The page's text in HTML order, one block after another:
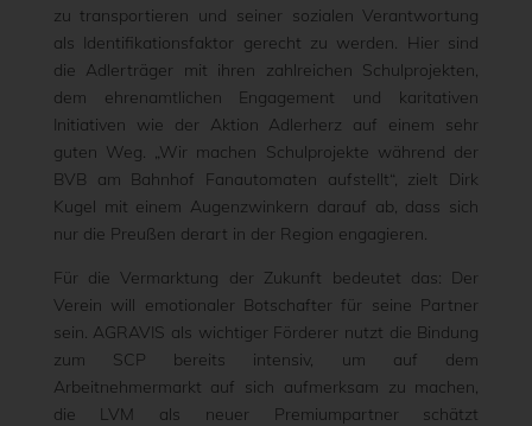
zu transportieren und seiner sozialen Verantwortung
als Identifikationsfaktor gerecht zu werden. Hier sind
die Adlerträger mit ihren zahlreichen Schulprojekten,
dem ehrenamtlichen Engagement und karitativen
Initiativen wie der Aktion Adlerherz auf einem sehr
guten Weg. „Wir machen Schulprojekte während der
BVB am Bahnhof Fanautomaten aufstellt“, zielt Dirk
Kugel mit einem Augenzwinkern darauf ab, dass sich
nur die Preußen derart in der Region engagieren.
Für die Vermarktung der Zukunft bedeutet das: Der
Verein will emotionaler Botschafter für seine Partner
sein. AGRAVIS als wichtiger Förderer nutzt die Bindung
zum SCP bereits intensiv, um auf dem
Arbeitnehmermarkt auf sich aufmerksam zu machen,
die LVM als neuer Premiumpartner schätzt